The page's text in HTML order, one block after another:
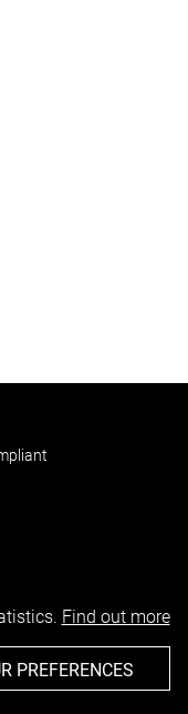
Find out more
PREFERENCES